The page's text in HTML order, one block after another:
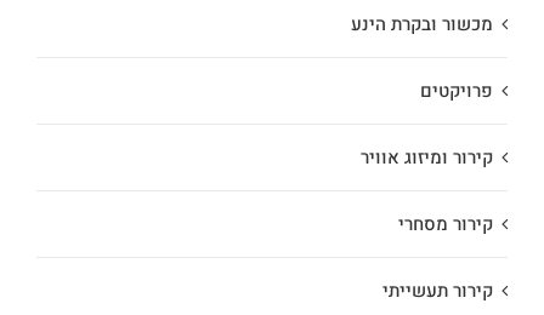
מכשור ובקרת הינע
פרויקטים
קירור ומיזוג אוויר
קירור מסחרי
קירור תעשייתי